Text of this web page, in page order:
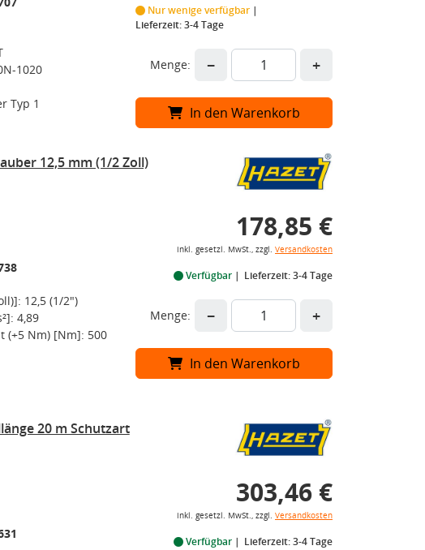
1020
Typ 1
Nur wenige verfügbar
Lieferzeit: 3-4 Tage
Menge: − +
In den Warenkorb
12,5 mm (1/2 Zoll)
12,5 (1/2")
4,89
(+5 Nm) [Nm]: 500
178,85 €
inkl. gesetzl. MwSt., zzgl. Versandkosten
Verfügbar Lieferzeit: 3-4 Tage
Menge: − +
In den Warenkorb
20 m Schutzart
303,46 €
inkl. gesetzl. MwSt., zzgl. Versandkosten
Verfügbar Lieferzeit: 3-4 Tage